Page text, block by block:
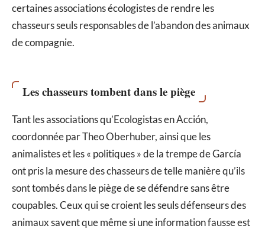
certaines associations écologistes de rendre les
chasseurs seuls responsables de l’abandon des animaux
de compagnie.
Les chasseurs tombent dans le piège
Tant les associations qu’Ecologistas en Acción,
coordonnée par Theo Oberhuber, ainsi que les
animalistes et les « politiques » de la trempe de García
ont pris la mesure des chasseurs de telle manière qu’ils
sont tombés dans le piège de se défendre sans être
coupables. Ceux qui se croient les seuls défenseurs des
animaux savent que même si une information fausse est